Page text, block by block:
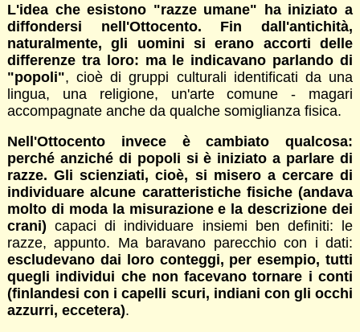
L'idea che esistono "razze umane" ha iniziato a
diffondersi nell'Ottocento. Fin dall'antichità,
naturalmente, gli uomini si erano accorti delle
differenze tra loro: ma le indicavano parlando di
"popoli", cioè di gruppi culturali identificati da una
lingua, una religione, un'arte comune - magari
accompagnate anche da qualche somiglianza fisica.
Nell'Ottocento invece è cambiato qualcosa:
perché anziché di popoli si è iniziato a parlare di
razze. Gli scienziati, cioè, si misero a cercare di
individuare alcune caratteristiche fisiche (andava
molto di moda la misurazione e la descrizione dei
crani) capaci di individuare insiemi ben definiti: le
razze, appunto. Ma baravano parecchio con i dati:
escludevano dai loro conteggi, per esempio, tutti
quegli individui che non facevano tornare i conti
(finlandesi con i capelli scuri, indiani con gli occhi
azzurri, eccetera).